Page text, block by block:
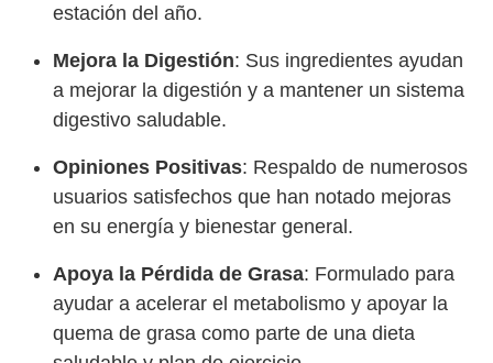
estación del año.
Mejora la Digestión: Sus ingredientes ayudan
a mejorar la digestión y a mantener un sistema
digestivo saludable.
Opiniones Positivas: Respaldo de numerosos
usuarios satisfechos que han notado mejoras
en su energía y bienestar general.
Apoya la Pérdida de Grasa: Formulado para
ayudar a acelerar el metabolismo y apoyar la
quema de grasa como parte de una dieta